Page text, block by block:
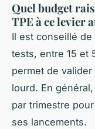
Quel budget
TPE à ce levier
Il est conseillé
tests, entre 15 et
permet de
lourd. En
par trimestre
ses lancements.